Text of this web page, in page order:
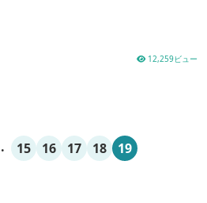
12,259ビュー
15 16 17 18 19